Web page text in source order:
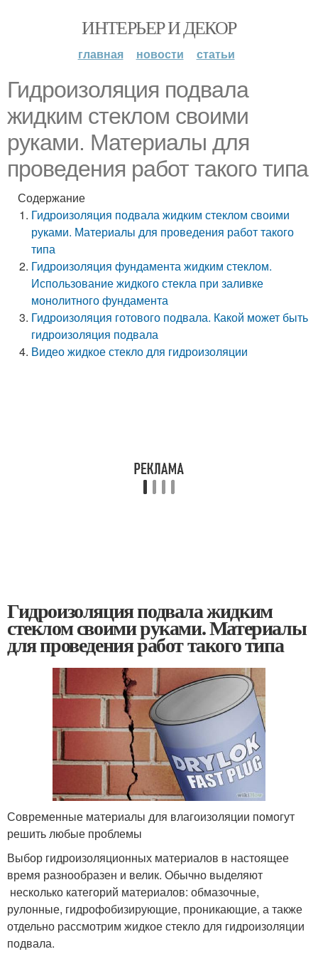
ИНТЕРЬЕР И ДЕКОР
главная новости статьи
Гидроизоляция подвала
жидким стеклом своими
руками. Материалы для
проведения работ такого типа
Содержание
Гидроизоляция подвала жидким стеклом своими
руками. Материалы для проведения работ такого
типа
Гидроизоляция фундамента жидким стеклом.
Использование жидкого стекла при заливке
монолитного фундамента
Гидроизоляция готового подвала. Какой может быть
гидроизоляция подвала
Видео жидкое стекло для гидроизоляции
Гидроизоляция подвала жидким
стеклом своими руками. Материалы
для проведения работ такого типа
Современные материалы для влагоизоляции помогут
решить любые проблемы
Выбор гидроизоляционных материалов в настоящее
время разнообразен и велик. Обычно выделяют
несколько категорий материалов: обмазочные,
рулонные, гидрофобизирующие, проникающие, а также
отдельно рассмотрим жидкое стекло для гидроизоляции
подвала.